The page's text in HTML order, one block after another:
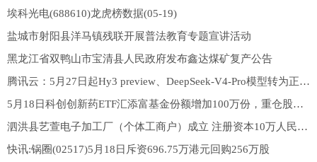
埃科光电(688610)龙虎榜数据(05-19)
盐城市射阳县洋马镇残联开展普法教育专题宣讲活动
黑龙江省双鸭山市宝清县人民政府发布鑫达煤矿复产公告
腾讯云：5月27日起Hy3 preview、DeepSeek-V4-Pro模型转为正式商用服务_消息
5月18日科创创新药ETF汇添富基金份额增加100万份，重仓股百济神州、艾力斯、百利天恒
泗洪县艺萱电子加工厂（个体工商户）成立 注册资本10万人民币-简讯
快讯:锅圈(02517)5月18日斥资696.75万港元回购256万股